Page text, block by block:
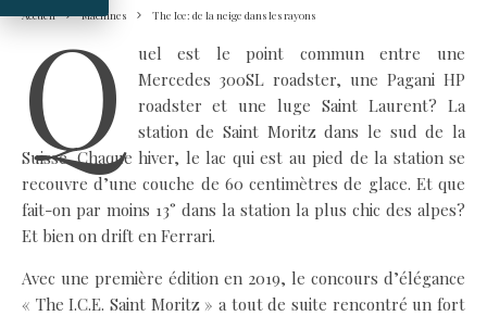
Accueil Machines The Ice: de la neige dans les rayons
Q
uel est le point commun entre une
Mercedes 300SL roadster, une Pagani HP
roadster et une luge Saint Laurent? La
station de Saint Moritz dans le sud de la
Suisse. Chaque hiver, le lac qui est au pied de la station se
recouvre d’une couche de 60 centimètres de glace. Et que
fait-on par moins 13° dans la station la plus chic des alpes?
Et bien on drift en Ferrari.
Avec une première édition en 2019, le concours d’élégance
« The I.C.E. Saint Moritz » a tout de suite rencontré un fort